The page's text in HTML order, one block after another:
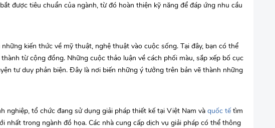
được tiêu chuẩn của ngành, từ đó hoàn thiện kỹ năng để đáp ứng nhu cầu
kiến thức về mỹ thuật, nghệ thuật vào cuộc sống. Tại đây, bạn có thể
từ cộng đồng. Những cuộc thảo luận về cách phối màu, sắp xếp bố cục
tư duy phản biện. Đây là nơi biến những ý tưởng trên bản vẽ thành những
nghiệp, tổ chức đang sử dụng giải pháp thiết kế tại Việt Nam và quốc tế tìm
nhất trong ngành đồ họa. Các nhà cung cấp dịch vụ giải pháp có thể thông